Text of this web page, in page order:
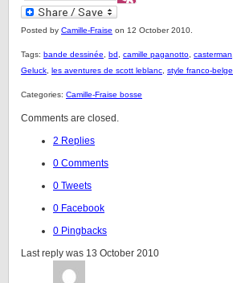
Posted by Camille-Fraise on 12 October 2010.
Tags: bande dessinée bd camille paganotto casterman
Geluck les aventures de scott leblanc style franco-belge
Categories: Camille-Fraise bosse
Comments are closed.
2 Replies
0 Comments
0 Tweets
0 Facebook
0 Pingbacks
Last reply was 13 October 2010